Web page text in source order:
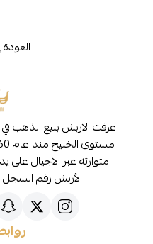
العودة
عرفت الاربش ببيع الذهب
متوارثه عبر الاجيال
الأربش رقم السجل التجاري